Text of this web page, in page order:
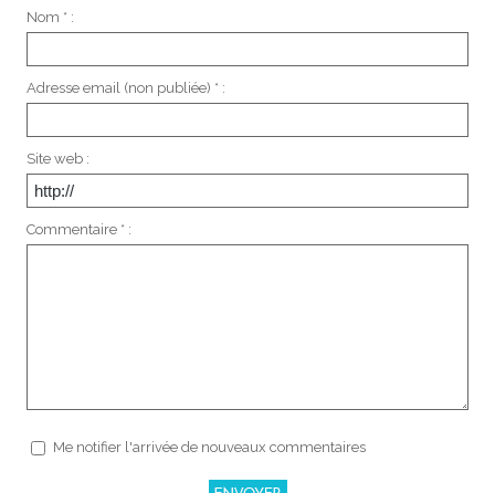
Nom * :
Adresse email (non publiée) * :
Site web :
Commentaire * :
Me notifier l'arrivée de nouveaux commentaires